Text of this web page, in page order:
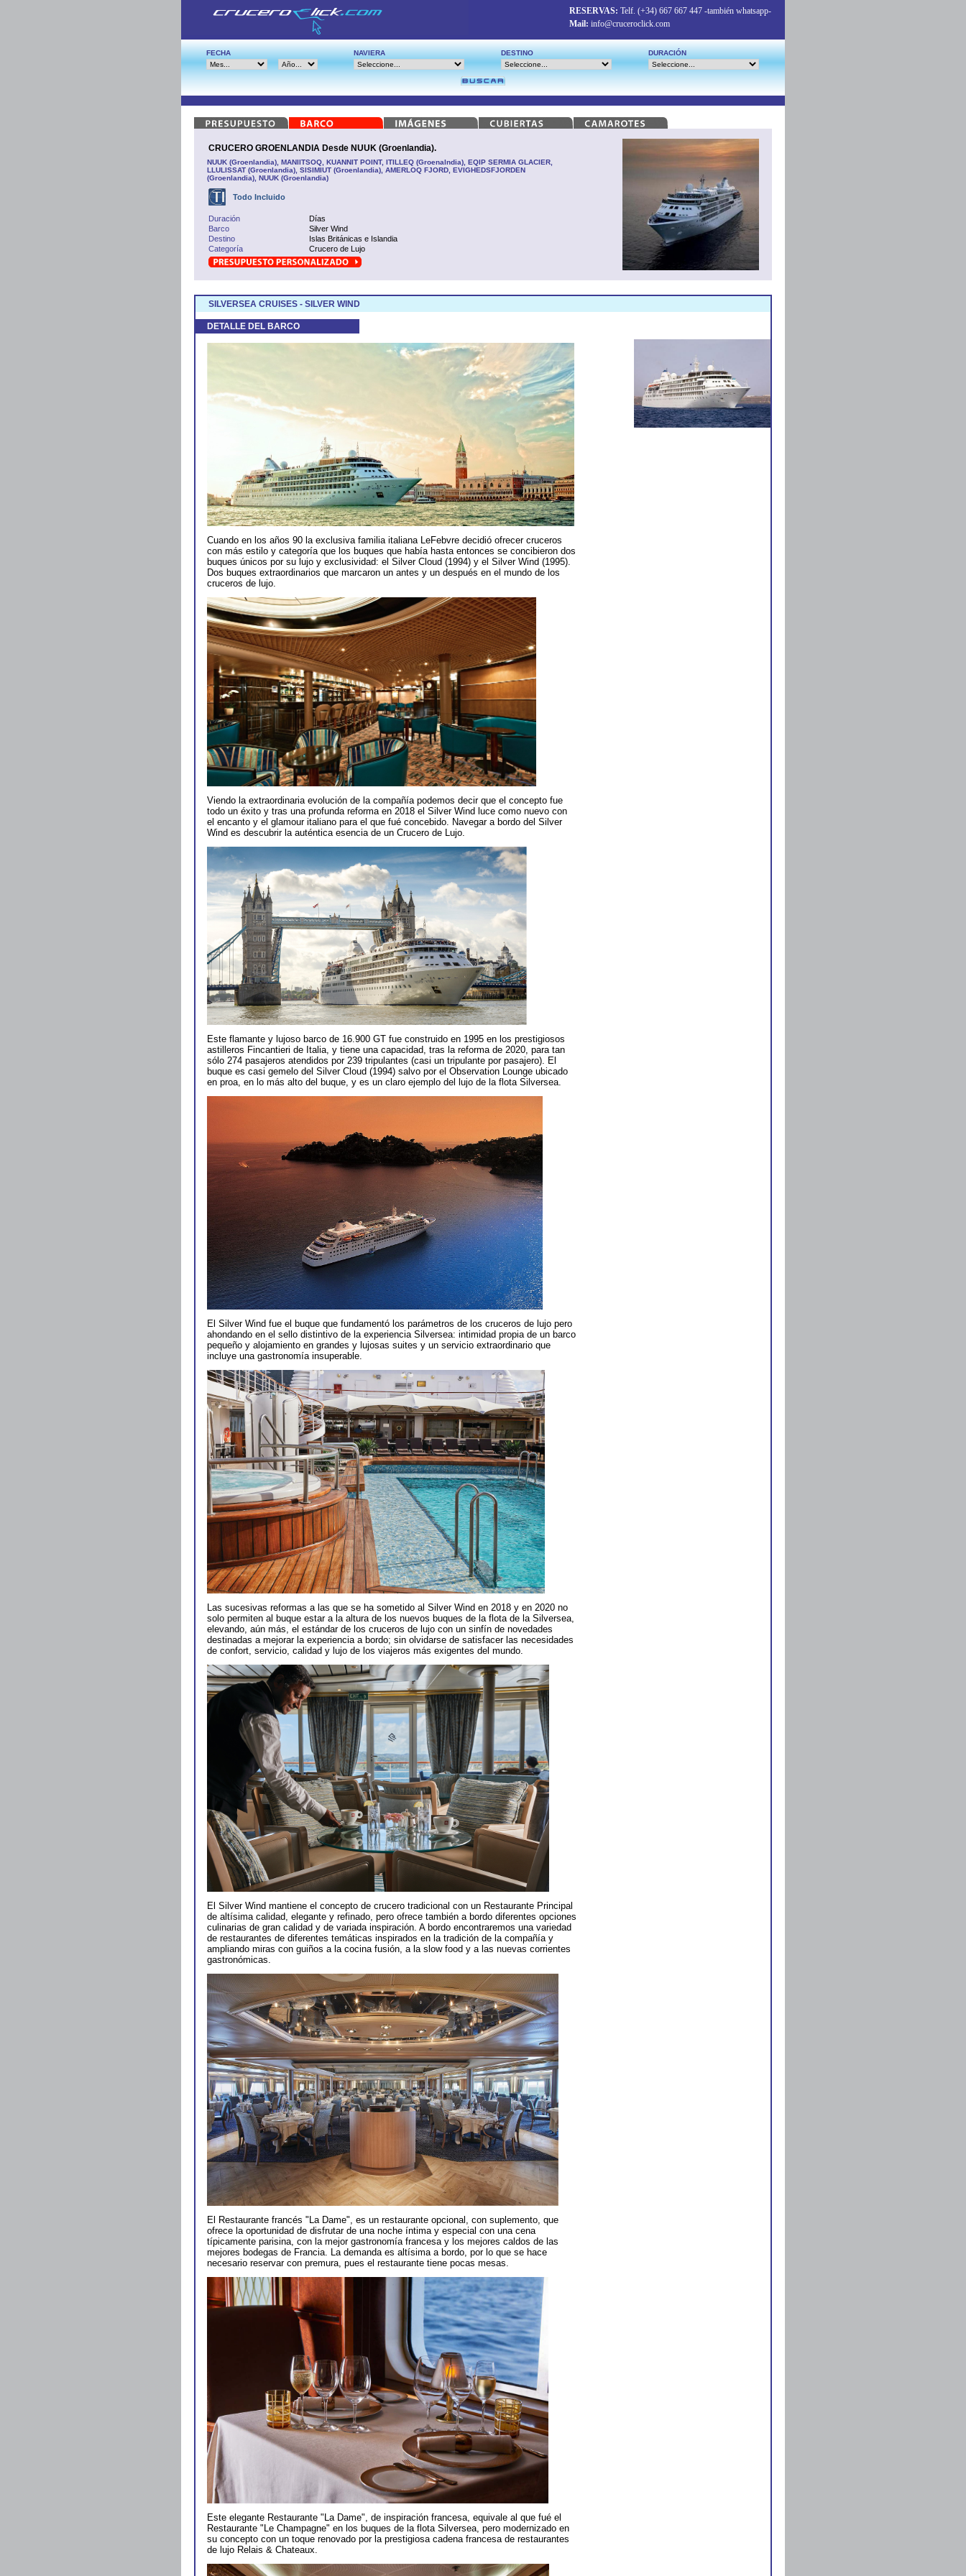
RESERVAS: Telf. (+34) 667 667 447 -también whatsapp-
Mail: info@cruceroclick.com
FECHA NAVIERA DESTINO DURACIÓN
CRUCERO GROENLANDIA Desde NUUK (Groenlandia).
NUUK (Groenlandia), MANIITSOQ, KUANNIT POINT, ITILLEQ (Groenalndia), EQIP SERMIA GLACIER,
LLULISSAT (Groenlandia), SISIMIUT (Groenlandia), AMERLOQ FJORD, EVIGHEDSFJORDEN
(Groenlandia), NUUK (Groenlandia)
Todo Incluido
Duración
Días
Barco
Silver Wind
Destino
Islas Británicas e Islandia
Categoría
Crucero de Lujo
SILVERSEA CRUISES - SILVER WIND
DETALLE DEL BARCO
Cuando en los años 90 la exclusiva familia italiana LeFebvre decidió ofrecer cruceros
con más estilo y categoría que los buques que había hasta entonces se concibieron dos
buques únicos por su lujo y exclusividad: el Silver Cloud (1994) y el Silver Wind (1995).
Dos buques extraordinarios que marcaron un antes y un después en el mundo de los
cruceros de lujo.
Viendo la extraordinaria evolución de la compañía podemos decir que el concepto fue
todo un éxito y tras una profunda reforma en 2018 el Silver Wind luce como nuevo con
el encanto y el glamour italiano para el que fué concebido. Navegar a bordo del Silver
Wind es descubrir la auténtica esencia de un Crucero de Lujo.
Este flamante y lujoso barco de 16.900 GT fue construido en 1995 en los prestigiosos
astilleros Fincantieri de Italia, y tiene una capacidad, tras la reforma de 2020, para tan
sólo 274 pasajeros atendidos por 239 tripulantes (casi un tripulante por pasajero). El
buque es casi gemelo del Silver Cloud (1994) salvo por el Observation Lounge ubicado
en proa, en lo más alto del buque, y es un claro ejemplo del lujo de la flota Silversea.
El Silver Wind fue el buque que fundamentó los parámetros de los cruceros de lujo pero
ahondando en el sello distintivo de la experiencia Silversea: intimidad propia de un barco
pequeño y alojamiento en grandes y lujosas suites y un servicio extraordinario que
incluye una gastronomía insuperable.
Las sucesivas reformas a las que se ha sometido al Silver Wind en 2018 y en 2020 no
solo permiten al buque estar a la altura de los nuevos buques de la flota de la Silversea,
elevando, aún más, el estándar de los cruceros de lujo con un sinfín de novedades
destinadas a mejorar la experiencia a bordo; sin olvidarse de satisfacer las necesidades
de confort, servicio, calidad y lujo de los viajeros más exigentes del mundo.
El Silver Wind mantiene el concepto de crucero tradicional con un Restaurante Principal
de altísima calidad, elegante y refinado, pero ofrece también a bordo diferentes opciones
culinarias de gran calidad y de variada inspiración. A bordo encontraremos una variedad
de restaurantes de diferentes temáticas inspirados en la tradición de la compañía y
ampliando miras con guiños a la cocina fusión, a la slow food y a las nuevas corrientes
gastronómicas.
El Restaurante francés "La Dame", es un restaurante opcional, con suplemento, que
ofrece la oportunidad de disfrutar de una noche íntima y especial con una cena
típicamente parisina, con la mejor gastronomía francesa y los mejores caldos de las
mejores bodegas de Francia. La demanda es altísima a bordo, por lo que se hace
necesario reservar con premura, pues el restaurante tiene pocas mesas.
Este elegante Restaurante "La Dame", de inspiración francesa, equivale al que fué el
Restaurante "Le Champagne" en los buques de la flota Silversea, pero modernizado en
su concepto con un toque renovado por la prestigiosa cadena francesa de restaurantes
de lujo Relais & Chateaux.